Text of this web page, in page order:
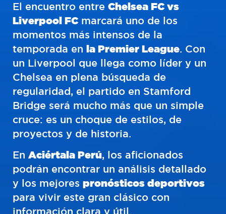
El encuentro entre Chelsea FC vs
Liverpool FCmarcará uno de los
momentos más intensos de la
temporada en la Premier League. Con
un Liverpool que llega como líder y un
Chelsea en plena búsqueda de
regularidad, el partido en Stamford
Bridge será mucho más que un simple
cruce: es un choque de estilos, de
proyectos y de historia.
En Aciértala Perú, los aficionados
podrán encontrar un análisis detallado
y los mejores pronósticos deportivos
para vivir este gran clásico con
información clara y útil.